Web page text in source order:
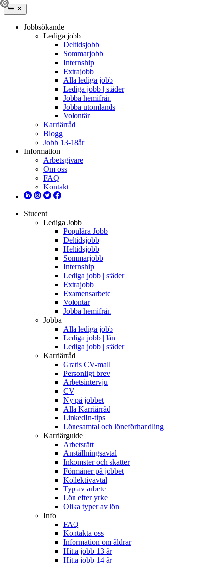
Jobbsökande
Lediga jobb
Deltidsjobb
Sommarjobb
Internship
Extrajobb
Alla lediga jobb
Lediga jobb | städer
Jobba hemifrån
Jobba utomlands
Volontär
Karriärråd
Blogg
Jobb 13-18år
Information
Arbetsgivare
Om oss
FAQ
Kontakt
Student
Lediga Jobb
Populära Jobb
Deltidsjobb
Heltidsjobb
Sommarjobb
Internship
Lediga jobb | städer
Extrajobb
Examensarbete
Volontär
Jobba hemifrån
Jobba
Alla lediga jobb
Lediga jobb | län
Lediga jobb | städer
Karriärråd
Gratis CV-mall
Personligt brev
Arbetsintervju
CV
Ny på jobbet
Alla Karriärråd
LinkedIn-tips
Lönesamtal och löneförhandling
Karriärguide
Arbetsrätt
Anställningsavtal
Inkomster och skatter
Förmåner på jobbet
Kollektivavtal
Typ av arbete
Lön efter yrke
Olika typer av lön
Info
FAQ
Kontakta oss
Information om åldrar
Hitta jobb 13 år
Hitta jobb 14 år